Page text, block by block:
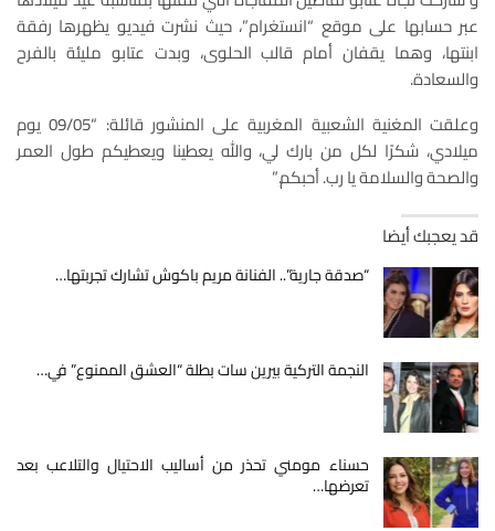
عبر حسابها على موقع “انستغرام”، حيث نشرت فيديو يظهرها رفقة
ابنتها، وهما يقفان أمام قالب الحلوى، وبدت عتابو مليئة بالفرح
والسعادة.
وعلقت المغنية الشعبية المغربية على المنشور قائلة: “09/05 يوم
ميلادي، شكرًا لكل من بارك لي، والله يعطينا ويعطيكم طول العمر
والصحة والسلامة يا رب. أحبكم.”
قد يعجبك أيضا
“صدقة جارية”.. الفنانة مريم باكوش تشارك تجربتها…
النجمة التركية بيرين سات بطلة “العشق الممنوع” في…
حسناء مومني تحذر من أساليب الاحتيال والتلاعب بعد
تعرضها…